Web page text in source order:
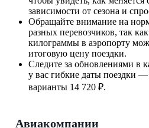
зависимости от сезона и
Обращайте внимание на
разных перевозчиков, так
килограммы в аэропорту
итоговую цену поездки.
Следите за обновлениями в
у вас гибкие даты поездки —
варианты 14 720 ₽.
Авиакомпании